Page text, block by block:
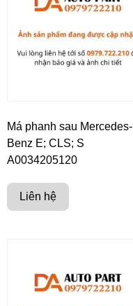
Má phanh sau Mercedes-
Benz E; CLS; S
A0034205120
Liên hệ